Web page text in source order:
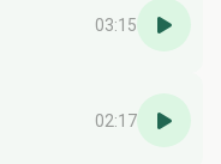
03:15
02:17